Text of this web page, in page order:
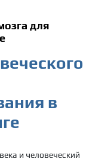
для
в
и человеческий